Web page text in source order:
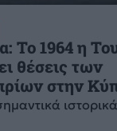
Το 1964 η
θέσεις των
στην